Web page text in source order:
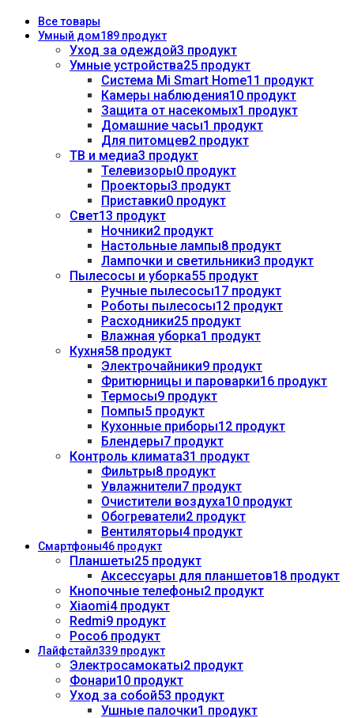
Всетовары
Умный дом189 продукт
Уход за одеждой3 продукт
Умные устройства25 продукт
Система Mi Smart Home11 продукт
Камеры наблюдения10 продукт
Защита от насекомых1 продукт
Домашние часы1 продукт
Для питомцев2 продукт
ТВ и медиа3 продукт
Телевизоры0 продукт
Проекторы3 продукт
Приставки0 продукт
Свет13 продукт
Ночники2 продукт
Настольные лампы8 продукт
Лампочки и светильники3 продукт
Пылесосы и уборка55 продукт
Ручные пылесосы17 продукт
Роботы пылесосы12 продукт
Расходники25 продукт
Влажная уборка1 продукт
Кухня58 продукт
Электрочайники9 продукт
Фритюрницы и пароварки16 продукт
Термосы9 продукт
Помпы5 продукт
Кухонные приборы12 продукт
Блендеры7 продукт
Контроль климата31 продукт
Фильтры8 продукт
Увлажнители7 продукт
Очистители воздуха10 продукт
Обогреватели2 продукт
Вентиляторы4 продукт
Смартфоны46 продукт
Планшеты25 продукт
Аксессуары для планшетов18 продукт
Кнопочные телефоны2 продукт
Xiaomi4 продукт
Redmi9 продукт
Poco6 продукт
Лайфстайл339 продукт
Электросамокаты2 продукт
Фонари10 продукт
Уход за собой53 продукт
Ушные палочки1 продукт